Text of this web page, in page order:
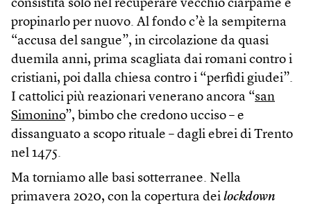
consistita solo nel recuperare vecchio ciarpame e
propinarlo per nuovo. Al fondo c’è la sempiterna
“accusa del sangue”, in circolazione da quasi
duemila anni, prima scagliata dai romani contro i
cristiani, poi dalla chiesa contro i “perfidi giudei”.
I cattolici più reazionari venerano ancora “san
Simonino”, bimbo che credono ucciso – e
dissanguato a scopo rituale – dagli ebrei di Trento
nel 1475.
Ma torniamo alle basi sotterranee. Nella
primavera 2020, con la copertura dei lockdown